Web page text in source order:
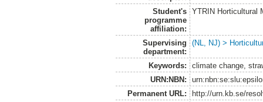
Student's
programme
affiliation:
YTRIN Horticultural
Supervising
department:
(NL, NJ) >
Keywords:
climate change,
URN:NBN:
Permanent URL:
http://urn.kb.se/